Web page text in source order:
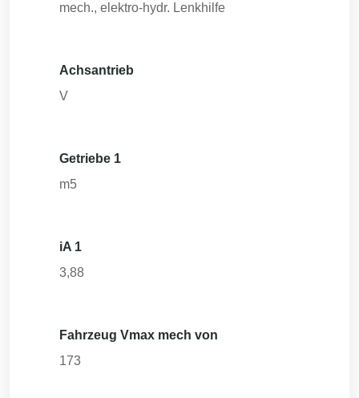
mech., elektro-hydr. Lenkhilfe
Achsantrieb
V
Getriebe 1
m5
iA 1
3,88
Fahrzeug Vmax mech von
173